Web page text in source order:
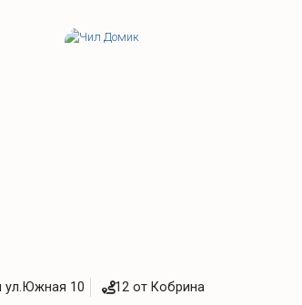
ул.Южная 10 12 от Кобрина